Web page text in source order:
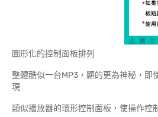
圖形化的控制面板排列
整體酷似一台MP3，顯的更為神秘，即
現
類似播放器的環形控制面板，使操作控